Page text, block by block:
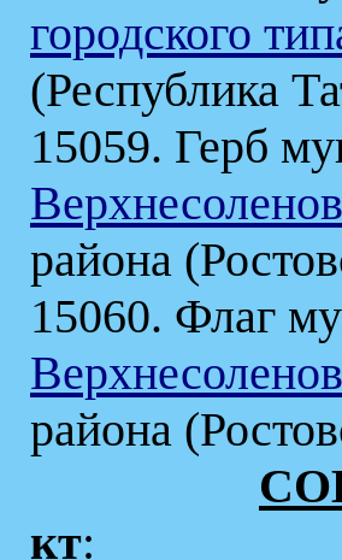
городского
(Республика
15059. Герб
района
15060. Флаг
района
кт: